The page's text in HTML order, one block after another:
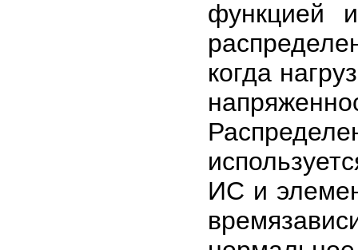
функцией
когда
ИС и